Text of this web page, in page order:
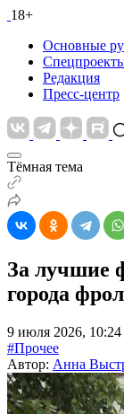
18+
Основные
Редакция
Пресс-центр
Тёмная тема
За лучшие
города
9 июля 2026, 10:24
#Прочее
Автор: Анна